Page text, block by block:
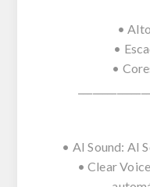
•
•
•
• AI Sound: AI
• Clear